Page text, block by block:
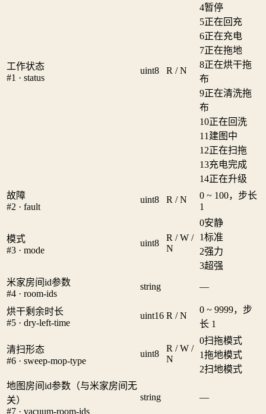
工作状态
#1 · status
uint8 R / N
4暂停
5正在回充
6正在充电
7正在拖地
8正在烘干拖
布
9正在清洗拖
布
10正在回洗
11 建图中
12正在扫拖
13充电完成
14正在升级
故障
#2 · fault
uint8 R / N
0 ~ 100，步长
1
模式
#3 · mode
uint8
R / W /
N
0安静
1标准
2强力
3超强
米家房间id参数
#4 · room-ids
string —
烘干剩余时长
#5 · dry-left-time
uint16 R / N
0 ~ 9999，步
长 1
清扫形态
#6 · sweep-mop-type
uint8
R / W /
N
0扫拖模式
1拖地模式
2扫地模式
地图房间id参数（与米家房间无
关）
#7 · vacuum-room-ids
string —